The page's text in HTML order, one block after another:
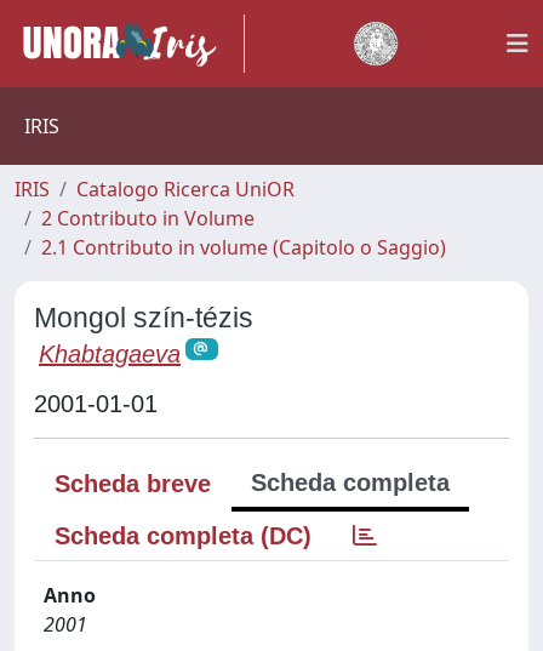
IRIS
IRIS
Catalogo Ricerca UniOR
2 Contributo in Volume
2.1 Contributo in volume (Capitolo o Saggio)
Mongol szín-tézis
Khabtagaeva
2001-01-01
Scheda breve
Scheda completa
Scheda completa (DC)
Anno
2001